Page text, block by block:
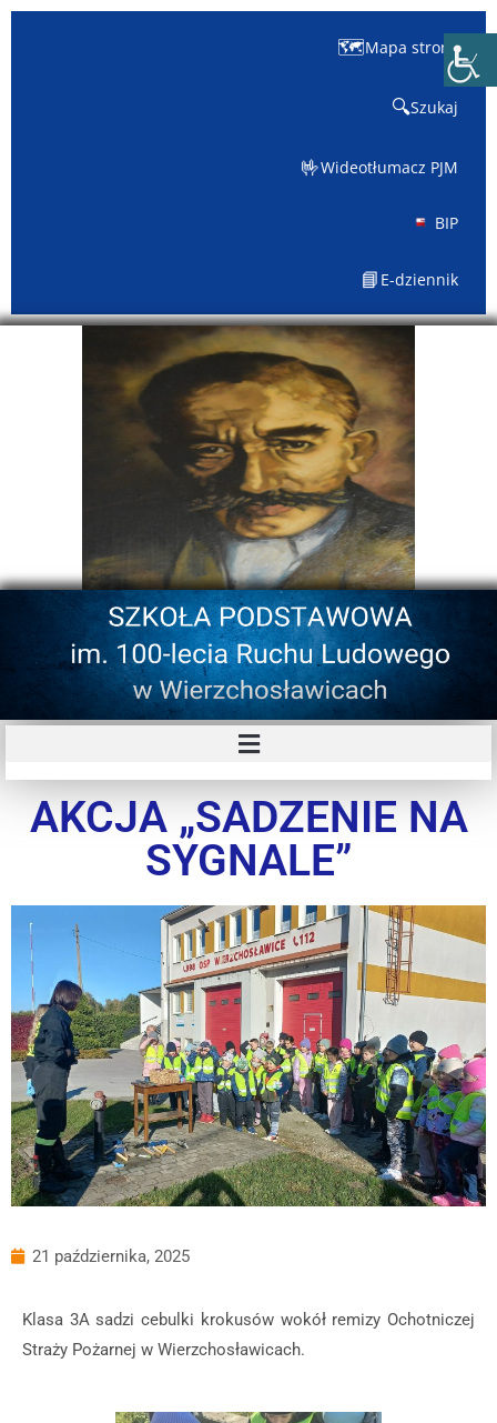
🗺️Mapa strony
🔍Szukaj
🤟Wideotłumacz PJM
BIP
📘 E-dziennik
AKCJA „SADZENIE NA
SYGNALE”
21 października, 2025
Klasa 3A sadzi cebulki krokusów wokół remizy Ochotniczej
Straży Pożarnej w Wierzchosławicach.